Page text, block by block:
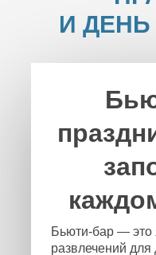
И
Бьюти-бар — это
развлечений для